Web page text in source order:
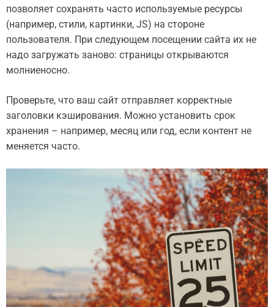
позволяет сохранять часто используемые ресурсы
(например, стили, картинки, JS) на стороне
пользователя. При следующем посещении сайта их не
надо загружать заново: страницы открываются
молниеносно.
Проверьте, что ваш сайт отправляет корректные
заголовки кэширования. Можно установить срок
хранения – например, месяц или год, если контент не
меняется часто.